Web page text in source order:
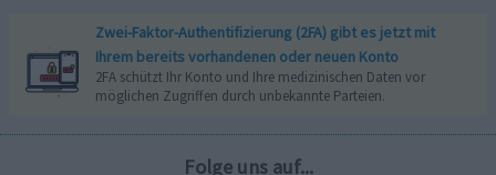
Zwei-Faktor-Authentifizierung (2FA) gibt es jetzt mit
Ihrem bereits vorhandenen oder neuen Konto
2FA schützt Ihr Konto und Ihre medizinischen Daten vor
möglichen Zugriffen durch unbekannte Parteien.
Folge uns auf...